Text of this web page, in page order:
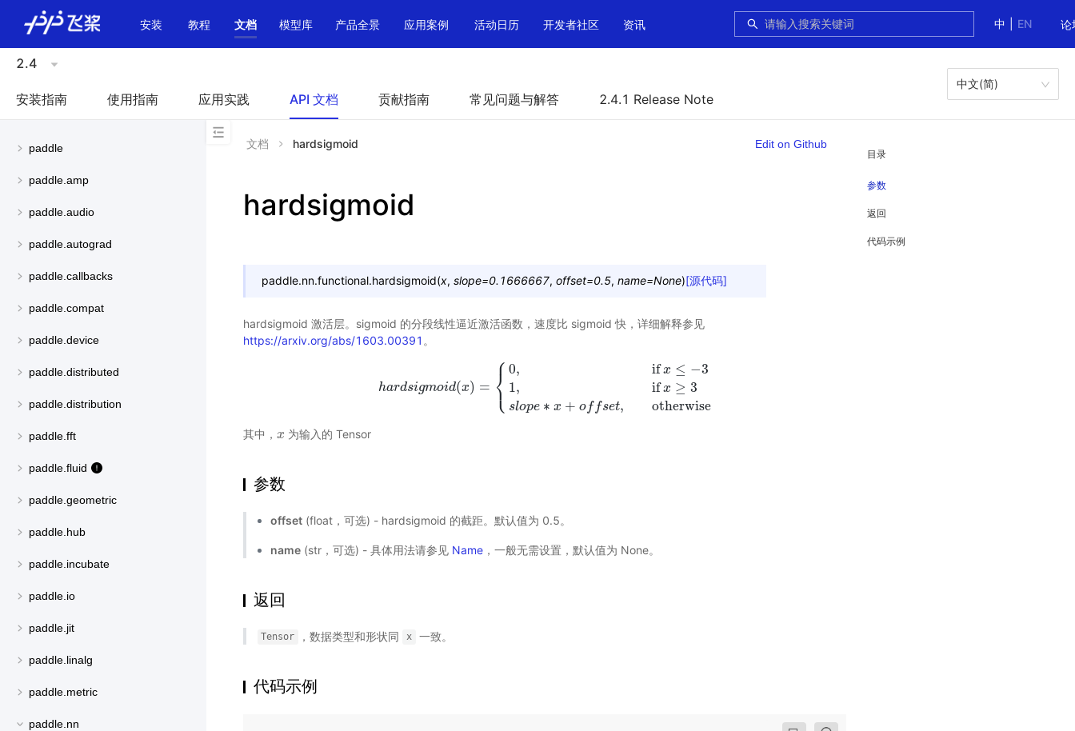
中
EN 论
安装 教程 文档 模型库 产品全景 应用案例 活动日历 开发者社区 资讯
2.4
安装指南 使用指南 应用实践 API 文档 贡献指南 常见问题与解答 2.4.1 Release Note
中文(简)
paddle
paddle.amp
paddle.audio
paddle.autograd
paddle.callbacks
paddle.compat
paddle.device
paddle.distributed
paddle.distribution
paddle.fft
paddle.fluid
paddle.geometric
paddle.hub
paddle.incubate
paddle.io
paddle.jit
paddle.linalg
paddle.metric
paddle.nn
目录
参数
返回
代码示例
文档 hardsigmoid Edit on Github
hardsigmoid
paddle.nn.functional.hardsigmoid(x, slope=0.1666667, offset=0.5, name=None)[源代码]
hardsigmoid 激活层。sigmoid 的分段线性逼近激活函数，速度比 sigmoid 快，详细解释参见
https://arxiv.org/abs/1603.00391 。
hardsigmoid(x) = ⎧
⎩
⎨ 0,
1,
slope ∗ x + offset,
ifx ≤ −3
ifx ≥ 3
otherwise
hardsigmoid(x)={ 0,ifx ≤−3 otherwise
其中， x
x 为输入的 Tensor
参数
offset (float，可选) - hardsigmoid 的截距。默认值为 0.5。
name (str，可选) - 具体用法请参见 Name ，一般无需设置，默认值为 None。
返回
Tensor ，数据类型和形状同 x 一致。
代码示例